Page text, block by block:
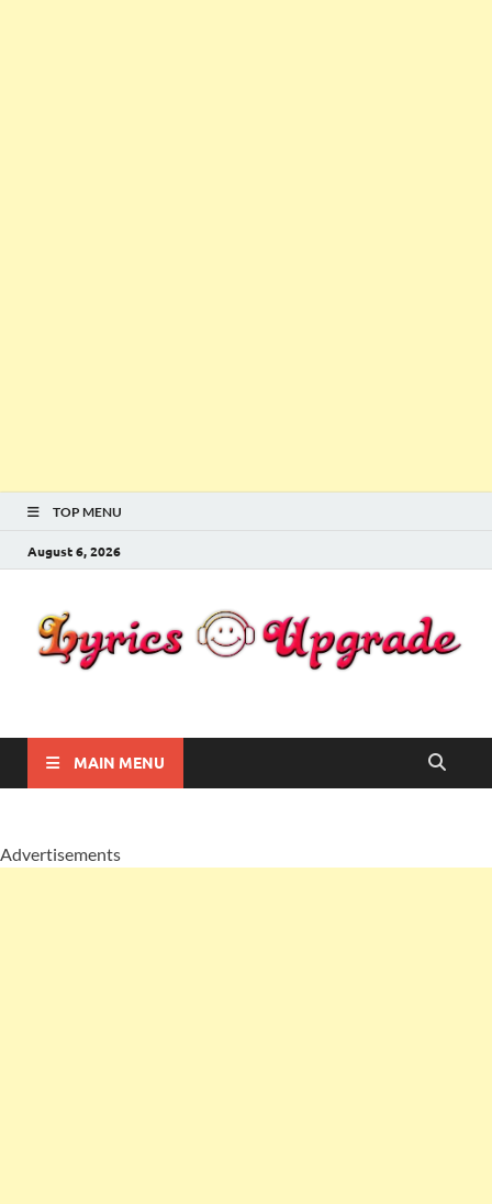
TOP MENU
August 6, 2026
Lyricsupgrade
MAIN MENU
Advertisements